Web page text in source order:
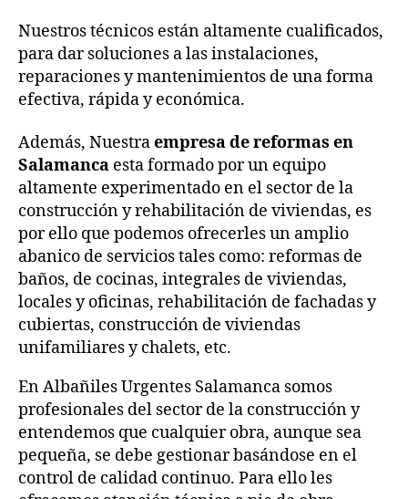
Nuestros técnicos están altamente cualificados,
para dar soluciones a las instalaciones,
reparaciones y mantenimientos de una forma
efectiva, rápida y económica.
Además, Nuestraempresa de reformas en
Salamanca esta formado por un equipo
altamente experimentado en el sector de la
construcción y rehabilitación de viviendas, es
por ello que podemos ofrecerles un amplio
abanico de servicios tales como: reformas de
baños, de cocinas, integrales de viviendas,
locales y oficinas, rehabilitación de fachadas y
cubiertas, construcción de viviendas
unifamiliares y chalets, etc.
En Albañiles Urgentes Salamanca somos
profesionales del sector de la construcción y
entendemos que cualquier obra, aunque sea
pequeña, se debe gestionar basándose en el
control de calidad continuo. Para ello les